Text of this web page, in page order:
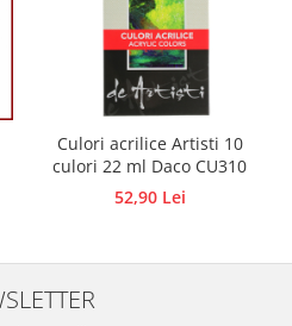
Culori acrilice Artisti 10
culori 22 ml Daco CU310
52,90 Lei